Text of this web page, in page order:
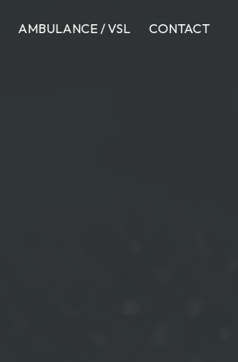
AMBULANCE / VSL CONTACT